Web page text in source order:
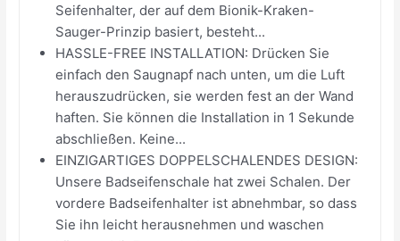
Seifenhalter, der auf dem Bionik-Kraken-
Sauger-Prinzip basiert, besteht...
HASSLE-FREE INSTALLATION: Drücken Sie
einfach den Saugnapf nach unten, um die Luft
herauszudrücken, sie werden fest an der Wand
haften. Sie können die Installation in 1 Sekunde
abschließen. Keine...
EINZIGARTIGES DOPPELSCHALENDES DESIGN:
Unsere Badseifenschale hat zwei Schalen. Der
vordere Badseifenhalter ist abnehmbar, so dass
Sie ihn leicht herausnehmen und waschen